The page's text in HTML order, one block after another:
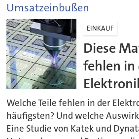
Umsatzeinbußen
EINKAUF
Diese
fehlen in
Welche Teile fehlen in der
häufigsten? Und welche
Eine Studie von Katek und